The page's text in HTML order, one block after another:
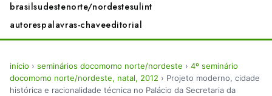
brasilsudestenorte/nordestesulint
autorespalavras-chaveeditorial
início › seminários docomomo norte/nordeste › 4º seminário
docomomo norte/nordeste, natal, 2012 › Projeto moderno, cidade
histórica e racionalidade técnica no Palácio da Secretaria da